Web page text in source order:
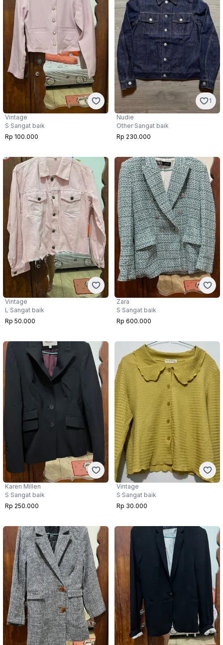
Vintage
S·Sangat baik
Rp 100.000
1
Nudie
Other·Sangat baik
Rp 230.000
Vintage
L·Sangat baik
Rp 50.000
Zara
S·Sangat baik
Rp 600.000
Karen Millen
S·Sangat baik
Rp 250.000
Vintage
S·Sangat baik
Rp 30.000